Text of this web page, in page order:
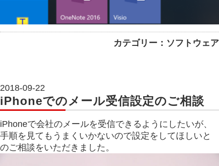
カテゴリー：ソフトウェア
2018-09-22
iPhoneでのメール受信設定のご相談
iPhoneで会社のメールを受信できるようにしたいが、
手順を見てもうまくいかないので設定をしてほしいと
のご相談をいただきました。